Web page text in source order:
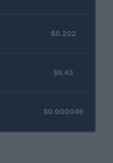
$0.202
$6.43
$0.000049